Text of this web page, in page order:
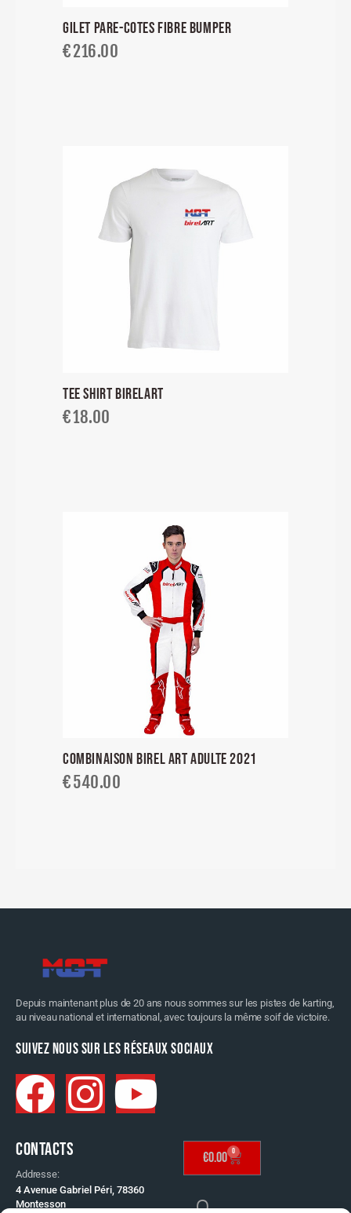
GILET PARE-COTES FIBRE BUMPER
€216.00
TEE SHIRT BIRELART
€18.00
COMBINAISON BIREL ART ADULTE 2021
€540.00
Depuis maintenant plus de 20 ans nous sommes sur les pistes de karting,
au niveau national et international, avec toujours la même soif de victoire.
SUIVEZ NOUS SUR LES RÉSEAUX SOCIAUX
CONTACTS
Addresse:
4 Avenue Gabriel Péri, 78360
Montesson
€0.00 0